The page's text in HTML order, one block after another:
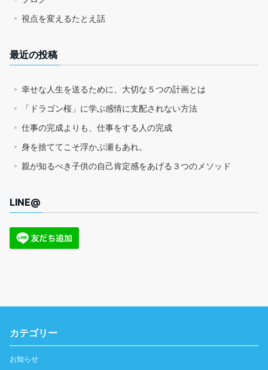
視点を変えるたとえ話
最近の投稿
幸せな人生を送るために、大切な５つの計画とは
「ドラゴン桜」に学ぶ感情に支配されない方法
仕事の完成よりも、仕事をする人の完成
身を捨ててこそ浮かぶ瀬もあれ。
親が知るべき子供の自己肯定感をあげる３つのメソッド
LINE@
カテゴリー
お知らせ